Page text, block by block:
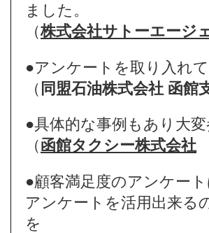
ました。
（株式会社サトーエージ
●アンケートを取り入れ
（ 同盟石油株式会社 函館
●具体的な事例もあり大
（函館タクシー株式会社
●顧客満足度のアンケー
アンケートを活用出来る
を